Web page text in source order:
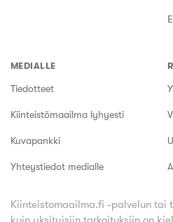
MEDIALLE
Tiedotteet
Kiinteistömaailma lyhyesti
Kuvapankki
Yhteystiedot medialle
Kiinteistomaailma.fi -palvelun tai